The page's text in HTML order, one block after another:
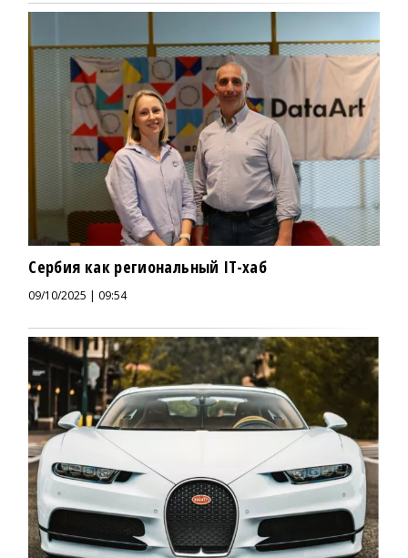
Сербия как региональный IT-хаб
09/10/2025 | 09:54